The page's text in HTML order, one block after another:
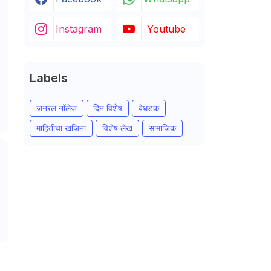
Instagram Youtube
Labels
जनरल नॉलेज दिन विशेष
बेधडक
माहितीचा खजिना
विशेष लेख सामाजिक